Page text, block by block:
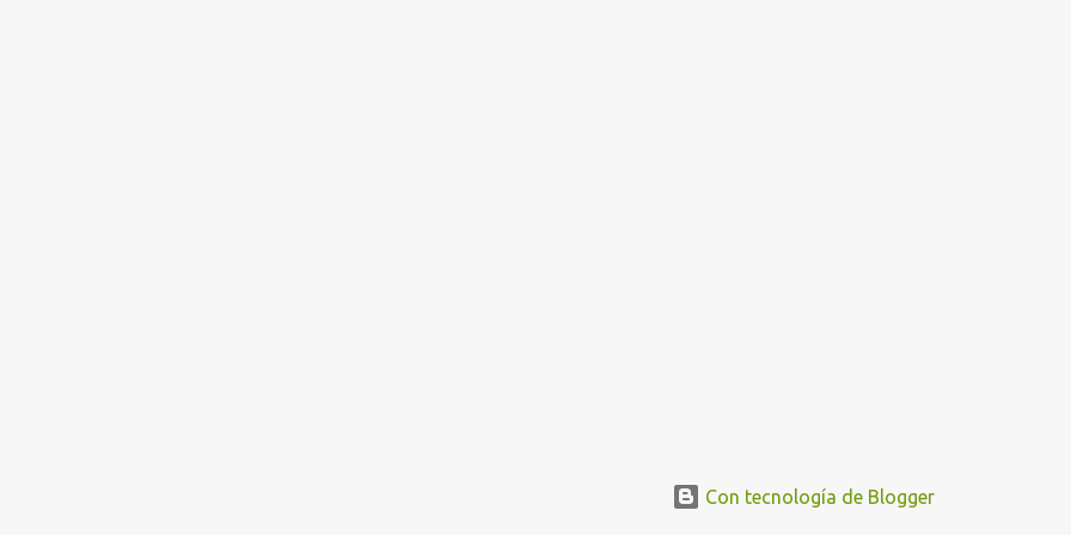
Con tecnología de Blogger